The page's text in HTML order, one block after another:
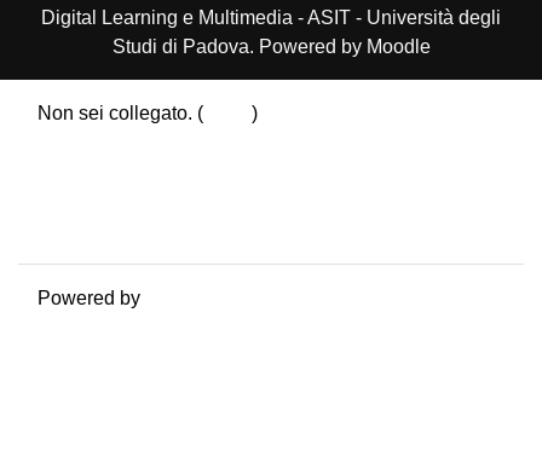
Digital Learning e Multimedia - ASIT - Università degli
Studi di Padova. Powered by Moodle
Non sei collegato. (
)
Powered by